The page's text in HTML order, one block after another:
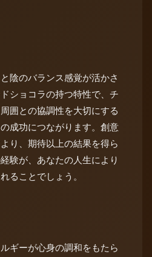
陰のバランス感覚が活かさ
ショコラの持つ特性で、チ
囲との協調性を大切にする
成功につながります。創意
り、期待以上の結果を得ら
験が、あなたの人生により
ることでしょう。
ギーが心身の調和をもたら